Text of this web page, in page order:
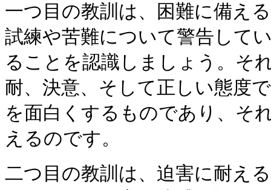
一つ目の教訓は、困難に備え
試練や苦難について警告して
ることを認識しましょう。そ
耐、決意、そして正しい態度
を面白くするものであり、そ
えるのです。
二つ目の教訓は、迫害に耐え